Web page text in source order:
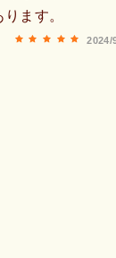
ます。
2024/